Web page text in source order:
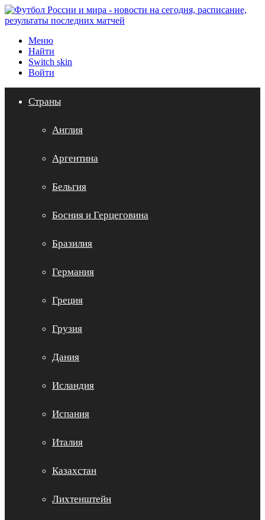
Меню
Найти
Switch skin
Войти
Страны
Англия
Аргентина
Бельгия
Босния и Герцеговина
Бразилия
Германия
Греция
Грузия
Дания
Исландия
Испания
Италия
Казахстан
Лихтенштейн